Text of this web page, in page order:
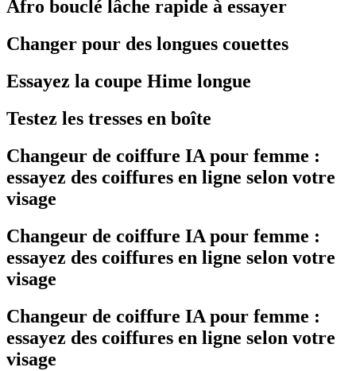
Afro bouclé lâche rapide à essayer
Changer pour des longues couettes
Essayez la coupe Hime longue
Testez les tresses en boîte
Changeur de coiffure IA pour femme :
essayez des coiffures en ligne selon votre
visage
Changeur de coiffure IA pour femme :
essayez des coiffures en ligne selon votre
visage
Changeur de coiffure IA pour femme :
essayez des coiffures en ligne selon votre
visage